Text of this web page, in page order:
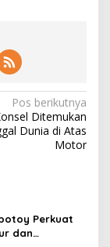
Pos berikutnya
Ditemukan
Dunia di Atas
Motor
Perkuat
dan